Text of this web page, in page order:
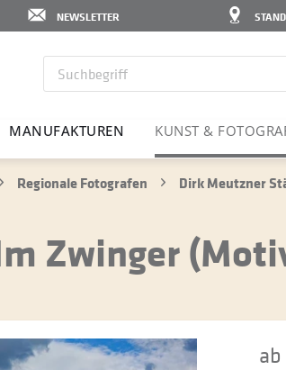
NEWSLETTER
MANU­FAK­TUREN KUNST &
Regionale Fotografen Dirk Meutzner
Zwinger